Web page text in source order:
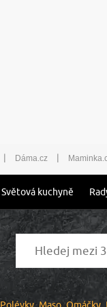
| Dáma.cz |
Světová kuchyně